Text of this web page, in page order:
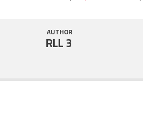
AUTHOR
RLL 3